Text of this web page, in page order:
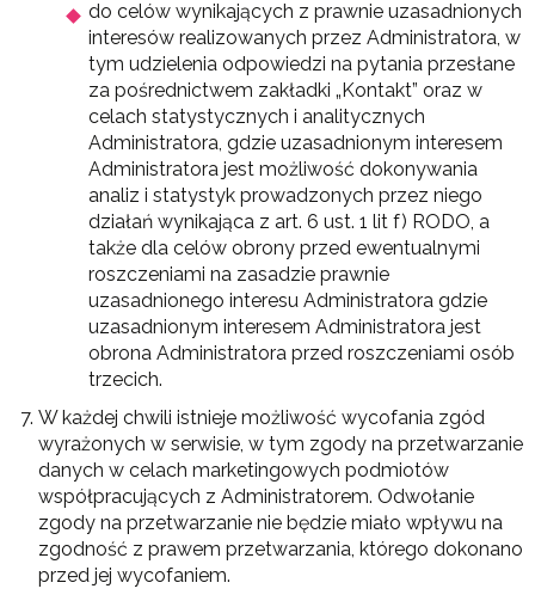
do celów wynikających z prawnie uzasadnionych
interesów realizowanych przez Administratora, w
tym udzielenia odpowiedzi na pytania przesłane
za pośrednictwem zakładki „Kontakt” oraz w
celach statystycznych i analitycznych
Administratora, gdzie uzasadnionym interesem
Administratora jest możliwość dokonywania
analiz i statystyk prowadzonych przez niego
działań wynikająca z art. 6 ust. 1 lit f) RODO, a
także dla celów obrony przed ewentualnymi
roszczeniami na zasadzie prawnie
uzasadnionego interesu Administratora gdzie
uzasadnionym interesem Administratora jest
obrona Administratora przed roszczeniami osób
trzecich.
W każdej chwili istnieje możliwość wycofania zgód
wyrażonych w serwisie, w tym zgody na przetwarzanie
danych w celach marketingowych podmiotów
współpracujących z Administratorem. Odwołanie
zgody na przetwarzanie nie będzie miało wpływu na
zgodność z prawem przetwarzania, którego dokonano
przed jej wycofaniem.